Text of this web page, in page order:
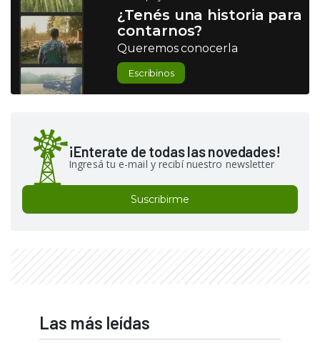
¿Tenés una historia para
contarnos?
Queremos conocerla
Escribinos
¡Enterate de todas las novedades!
Ingresá tu e-mail y recibí nuestro newsletter
Suscribirme
Las más leídas